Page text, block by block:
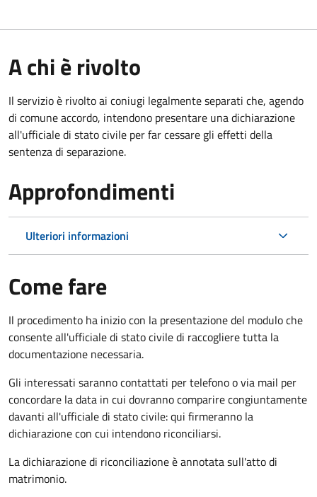
A chi è rivolto
Il servizio è rivolto ai coniugi legalmente separati che, agendo
di comune accordo, intendono presentare una dichiarazione
all'ufficiale di stato civile per far cessare gli effetti della
sentenza di separazione.
Approfondimenti
Ulteriori informazioni
Come fare
Il procedimento ha inizio con la presentazione del modulo che
consente all'ufficiale di stato civile di raccogliere tutta la
documentazione necessaria.
Gli interessati saranno contattati per telefono o via mail per
concordare la data in cui dovranno comparire congiuntamente
davanti all'ufficiale di stato civile: qui firmeranno la
dichiarazione con cui intendono riconciliarsi.
La dichiarazione di riconciliazione è annotata sull'atto di
matrimonio.